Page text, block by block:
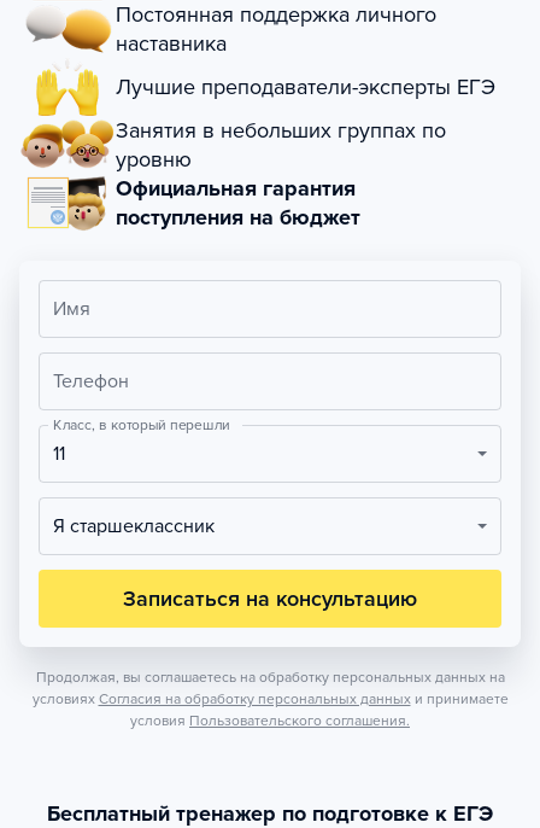
Постоянная поддержка личного
наставника
Лучшие преподаватели-эксперты ЕГЭ
Занятия в небольших группах по
уровню
Официальная гарантия
поступления на бюджет
Имя
Телефон
Класс, в который перешли
11
Я старшеклассник
Записаться на консультацию
Продолжая, вы соглашаетесь на обработку персональных данных на
условиях Согласия на обработку персональных данных и принимаете
условия Пользовательского соглашения.
Бесплатный тренажер по подготовке к ЕГЭ